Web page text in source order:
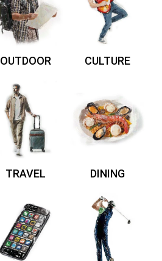
OUTDOOR CULTURE
TRAVEL DINING